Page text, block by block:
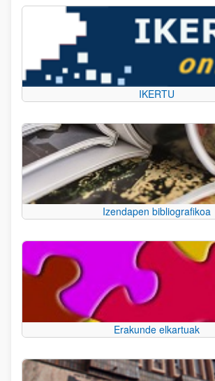
IKERTU
Izendapen bibliografikoa
Erakunde elkartuak